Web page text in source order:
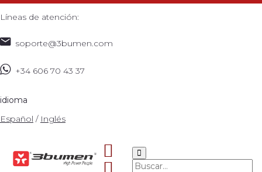
Líneas de atención:
soporte@3bumen.com
+34 606 70 43 37
idioma
Español / Inglés
CATÁLOGO
¿DÓNDE COMPRAR?